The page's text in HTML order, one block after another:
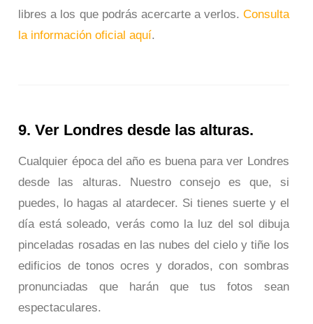
libres a los que podrás acercarte a verlos. Consulta
la información oficial aquí.
9. Ver Londres desde las alturas.
Cualquier época del año es buena para ver Londres
desde las alturas. Nuestro consejo es que, si
puedes, lo hagas al atardecer. Si tienes suerte y el
día está soleado, verás como la luz del sol dibuja
pinceladas rosadas en las nubes del cielo y tiñe los
edificios de tonos ocres y dorados, con sombras
pronunciadas que harán que tus fotos sean
espectaculares.